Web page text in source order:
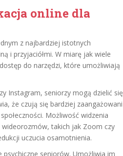
online dla
z najbardziej istotnych
i przyjaciółmi. W miarę jak wiele
do narzędzi, które umożliwiają
Instagram, seniorzy mogą dzielić się
że czują się bardziej zaangażowani
Możliwość widzenia
takich jak Zoom czy
uczucia osamotnienia.
seniorów. Umożliwia im